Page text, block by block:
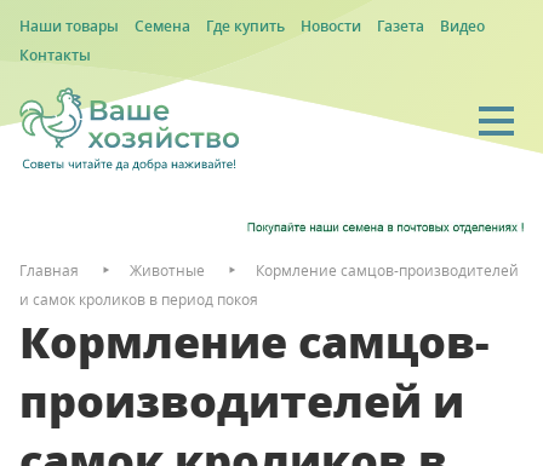
Наши товары Семена Где купить Новости Газета
Видео
Контакты
Главная Животные
Кормление самцов-производителей
и самок кроликов в период покоя
Кормление самцов-
производителей и